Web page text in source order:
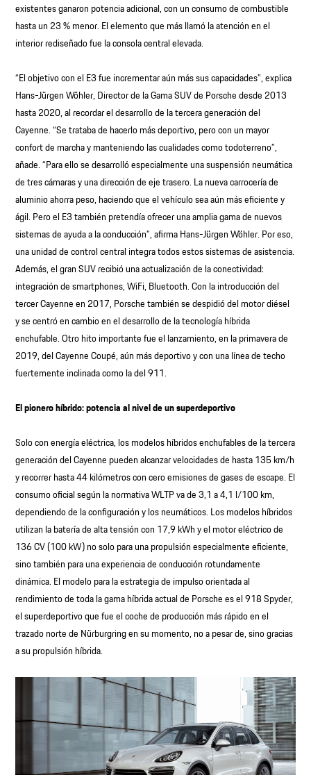
existentes ganaron potencia adicional, con un consumo de combustible
hasta un 23 % menor. El elemento que más llamó la atención en el
interior rediseñado fue la consola central elevada.
“El objetivo con el E3 fue incrementar aún más sus capacidades”, explica
Hans-Jürgen Wöhler, Director de la Gama SUV de Porsche desde 2013
hasta 2020, al recordar el desarrollo de la tercera generación del
Cayenne. “Se trataba de hacerlo más deportivo, pero con un mayor
confort de marcha y manteniendo las cualidades como todoterreno”,
añade. “Para ello se desarrolló especialmente una suspensión neumática
de tres cámaras y una dirección de eje trasero. La nueva carrocería de
aluminio ahorra peso, haciendo que el vehículo sea aún más eficiente y
ágil. Pero el E3 también pretendía ofrecer una amplia gama de nuevos
sistemas de ayuda a la conducción”, afirma Hans-Jürgen Wöhler. Por eso,
una unidad de control central integra todos estos sistemas de asistencia.
Además, el gran SUV recibió una actualización de la conectividad:
integración de smartphones, WiFi, Bluetooth. Con la introducción del
tercer Cayenne en 2017, Porsche también se despidió del motor diésel
y se centró en cambio en el desarrollo de la tecnología híbrida
enchufable. Otro hito importante fue el lanzamiento, en la primavera de
2019, del Cayenne Coupé, aún más deportivo y con una línea de techo
fuertemente inclinada como la del 911.
El pionero híbrido: potencia al nivel de un superdeportivo
Solo con energía eléctrica, los modelos híbridos enchufables de la tercera
generación del Cayenne pueden alcanzar velocidades de hasta 135 km/h
y recorrer hasta 44 kilómetros con cero emisiones de gases de escape. El
consumo oficial según la normativa WLTP va de 3,1 a 4,1 l/100 km,
dependiendo de la configuración y los neumáticos. Los modelos híbridos
utilizan la batería de alta tensión con 17,9 kWh y el motor eléctrico de
136 CV (100 kW) no solo para una propulsión especialmente eficiente,
sino también para una experiencia de conducción rotundamente
dinámica. El modelo para la estrategia de impulso orientada al
rendimiento de toda la gama híbrida actual de Porsche es el 918 Spyder,
el superdeportivo que fue el coche de producción más rápido en el
trazado norte de Nürburgring en su momento, no a pesar de, sino gracias
a su propulsión híbrida.